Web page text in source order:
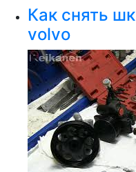
Как снять
volvo